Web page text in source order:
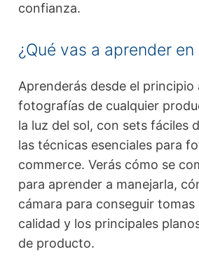
confianza.
¿Qué vas a aprender
Aprenderás desde el principio
fotografías de cualquier
la luz del sol, con sets fáciles
las técnicas esenciales para
commerce. Verás cómo se
para aprender a manejarla,
cámara para conseguir tomas
calidad y los principales
de producto.